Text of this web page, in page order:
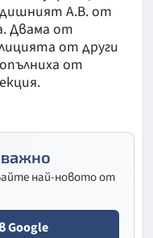
А.В. от
Двама от
от други
от
най-новото от
Google